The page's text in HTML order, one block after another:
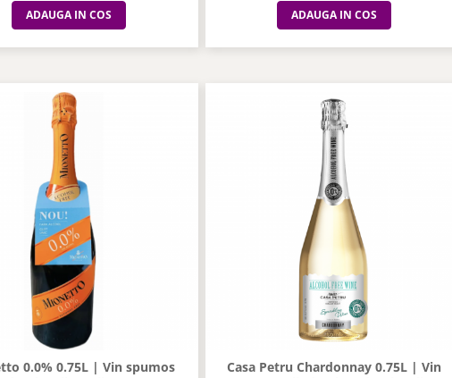
ADAUGA IN COS ADAUGA IN COS
0.75L | Vin spumos
Casa Petru Chardonnay 0.75L | Vin